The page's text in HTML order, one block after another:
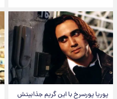
پوریا پورسرخ با این گریم جذابیتش